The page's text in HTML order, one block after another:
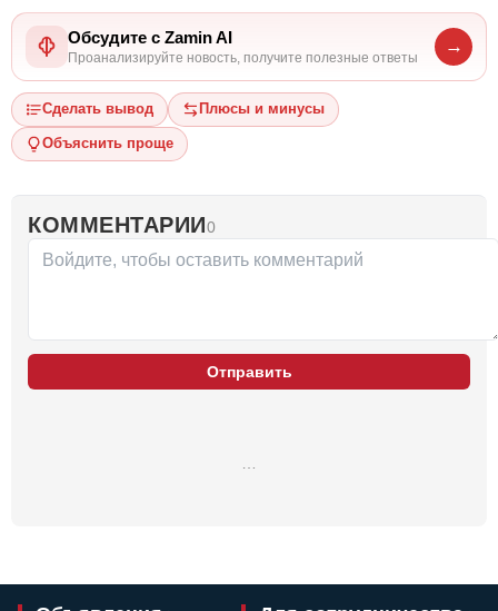
Обсудите с Zamin AI
Проанализируйте новость, получите полезные ответы
→
Сделать вывод Плюсы и минусы
Объяснить проще
КОММЕНТАРИИ0
Отправить